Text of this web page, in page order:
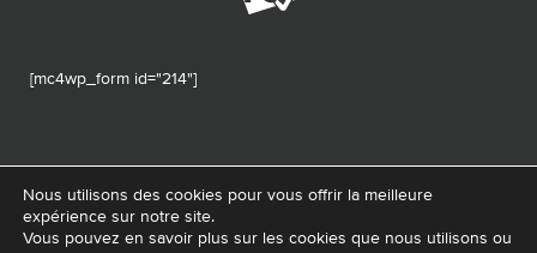
[mc4wp_form id="214"]
© 2026 Tous droits réservés - Fondation de ma vie – Pour la santé de la
Nous utilisons des cookies pour vous offrir la meilleure
expérience sur notre site.
Vous pouvez en savoir plus sur les cookies que nous utilisons ou